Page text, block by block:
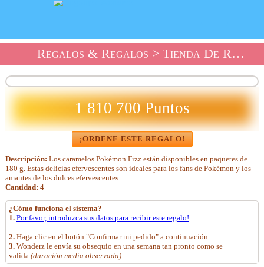
Regalos & Regalos > Tienda De Regalos Party Time!
1 810 700 Puntos
¡ORDENE ESTE REGALO!
Descripción: Los caramelos Pokémon Fizz están disponibles en paquetes de
180 g. Estas delicias efervescentes son ideales para los fans de Pokémon y los
amantes de los dulces efervescentes.
Cantidad: 4
¿Cómo funciona el sistema?
1. Por favor, introduzca sus datos para recibir este regalo!
2.Haga clic en el botón "Confirmar mi pedido" a continuación.
3.Wonderz le envía su obsequio en una semana tan pronto como se
valida (duración media observada)